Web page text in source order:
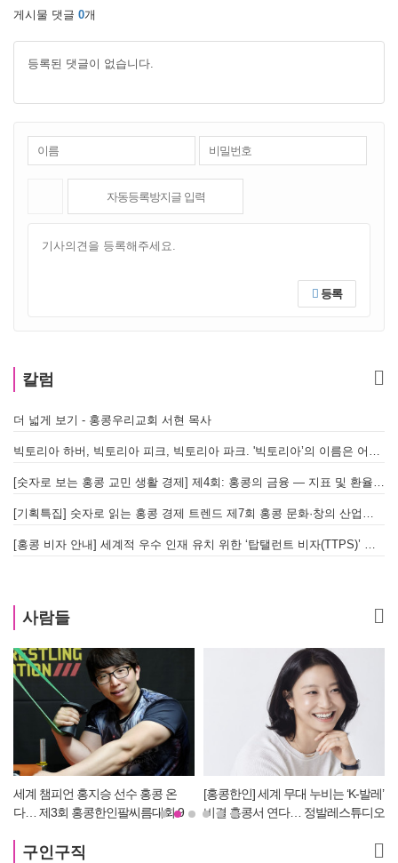
게시물 댓글 0개
등록된 댓글이 없습니다.
등록
칼럼
더 넓게 보기 - 홍콩우리교회 서현 목사
빅토리아 하버, 빅토리아 피크, 빅토리아 파크. '빅토리아’의 이름은 어떻게 온 걸까? - [이승권 원장의 생활칼럼]
[숫자로 보는 홍콩 교민 생활 경제] 제4회: 홍콩의 금융 — 지표 및 환율, MPF 운영 현황
[기획특집] 숫자로 읽는 홍콩 경제 트렌드 제7회 홍콩 문화·창의 산업의 구조와 분야별 동향
[홍콩 비자 안내] 세계적 우수 인재 유치 위한 ‘탑탤런트 비자(TTPS)’ 주요 요건
사람들
[홍콩한인] 세계 무대 누비는 ‘K-발레’
비결 홍콩서 연다… 정발레스튜디오
[홍콩한인] 이흥수 약사, 세계적 내추
럴 보디빌딩 대회 WNBF 홍콩서 '마
구인구직